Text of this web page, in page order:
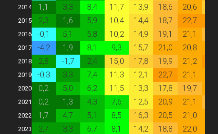
2014 1,1 3,3 8,4 11,7 13,9 18,6 20,6
2015 2,3 1,6 5,9 10,4 14,4 18,7 22,7
2016 -0,1 5,1 5,8 10,2 14,9 19,1 21,1
2017 -4,2 1,9 8,1 9,3 15,7 21,0 20,8
2018 2,8 -1,7 2,4 15,0 17,8 19,9 21,2
2019 -0,3 3,3 7,4 11,3 12,1 22,7 21,1
2020 0,2 5,0 6,2 11,5 13,3 17,8 19,7
2021 0,2 1,3 4,3 7,6 12,5 20,9 21,1
2022 1,7 4,7 5,1 8,5 16,3 20,5 21,0
2023 2,7 3,3 6,7 8,1 14,2 18,8 22,0